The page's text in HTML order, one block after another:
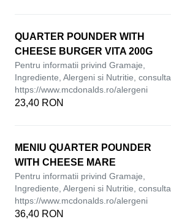
QUARTER POUNDER WITH
CHEESE BURGER VITA 200G
Pentru informatii privind Gramaje,
Ingrediente, Alergeni si Nutritie, consulta
https://www.mcdonalds.ro/alergeni
23,40 RON
MENIU QUARTER POUNDER
WITH CHEESE MARE
Pentru informatii privind Gramaje,
Ingrediente, Alergeni si Nutritie, consulta
https://www.mcdonalds.ro/alergeni
36,40 RON